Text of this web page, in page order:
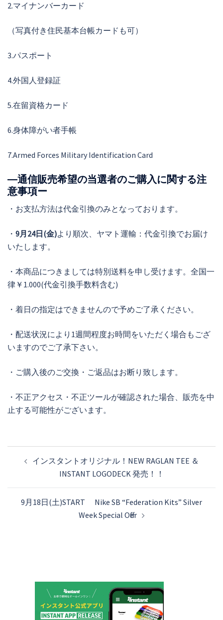
2.マイナンバーカード
（写真付き住民基本台帳カードも可）
3.パスポート
4.外国人登録証
5.在留資格カード
6.身体障がい者手帳
7.Armed Forces Military Identification Card
―通信販売希望の当選者のご購入に関する注
意事項ー
・お支払方法は代金引換のみとなっております。
・ 9月24日(金)より順次、ヤマト運輸：代金引換でお届け
いたします。
・本商品につきましては特別送料を申し受けます。全国一
律￥1.000(代金引換手数料含む)
・着日の指定はできませんので予めご了承ください。
・配送状況により1週間程度お時間をいただく場合もござ
いますのでご了承下さい。
・ご購入後のご交換・ご返品はお断り致します。
・不正アクセス・不正ツールが確認された場合、販売を中
止する可能性がございます。
インスタントオリジナル！NEW RAGLAN TEE ＆
INSTANT LOGODECK 発売！！
9月18日(土)START Nike SB “Federation Kits” Silver
Week Special Offer